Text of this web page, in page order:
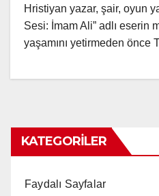
Hristiyan yazar, şair, oyun
Sesi: İmam Ali” adlı eserin
yaşamını yetirmeden önce
KATEGORILER
Faydalı Sayfalar